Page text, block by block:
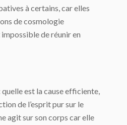
à certains, car elles
de cosmologie
de réunir en
est la cause efficiente,
de l’esprit pur sur le
agit sur son corps car elle